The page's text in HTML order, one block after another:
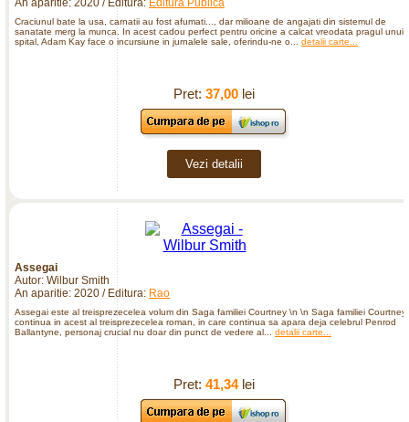
An aparitie: 2020 / Editura: Editura Publica
Craciunul bate la usa, carnatii au fost afumati..., dar milioane de angajati din sistemul de
sanatate merg la munca. In acest cadou perfect pentru oricine a calcat vreodata pragul unui
spital, Adam Kay face o incursiune in jurnalele sale, oferindu-ne o... detalii carte...
Pret: 37,00lei
Vezi detalii
Assegai
Autor: Wilbur Smith
An aparitie: 2020 / Editura: Rao
Assegai este al treisprezecelea volum din Saga familiei Courtney \n \n Saga familiei Courtney
continua in acest al treisprezecelea roman, in care continua sa apara deja celebrul Penrod
Ballantyne, personaj crucial nu doar din punct de vedere al... detalii carte...
Pret: 41,34lei